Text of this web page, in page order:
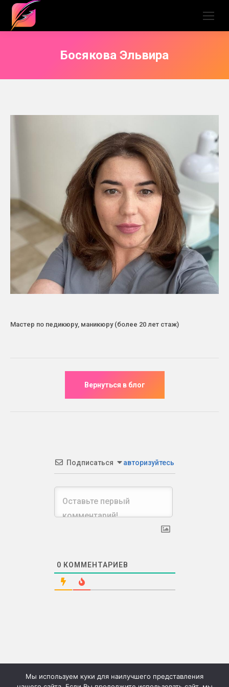
Босякова Эльвира
Мастер по педикюру, маникюру (более 20 лет стаж)
Подписаться авторизуйтесь
0 КОММЕНТАРИЕВ
Мы используем куки для наилучшего представления